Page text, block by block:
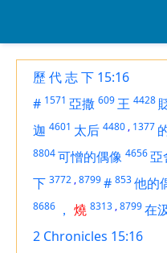
歷 代 志 下 15:16
# 1571 亞撒 609王 4428
迦 4601 太后 4480 , 1377
8804可憎的偶像 4656亞
下 3772 ,8799# 853他的
8686 ， 燒 8313 ,8799在
2 Chronicles 15:16